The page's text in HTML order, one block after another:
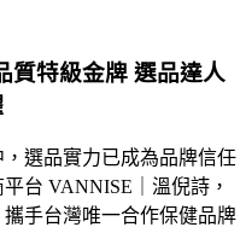
質特級金牌 選品達人
選品實力已成為品牌信任
台 VANNISE｜溫倪詩，
手台灣唯一合作保健品牌